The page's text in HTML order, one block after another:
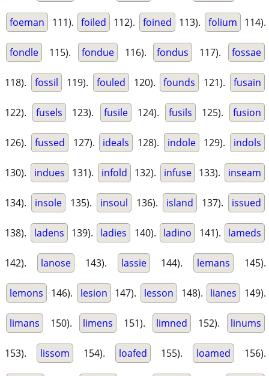
foeman 111). foiled 112). foined 113). folium 114).
fondle 115). fondue 116). fondus 117). fossae
118). fossil 119). fouled 120). founds 121). fusain
122). fusels 123). fusile 124). fusils 125). fusion
126). fussed 127). ideals 128). indole 129). indols
130). indues 131). infold 132). infuse 133). inseam
134). insole 135). insoul 136). island 137). issued
138). ladens 139). ladies 140). ladino 141). lameds
142). lanose 143). lassie 144). lemans 145).
lemons 146). lesion 147). lesson 148). lianes 149).
limans 150). limens 151). limned 152). linums
153). lissom 154). loafed 155). loamed 156).